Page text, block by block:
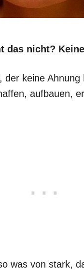
das nicht?
der keine
aufbauen,
was von stark,